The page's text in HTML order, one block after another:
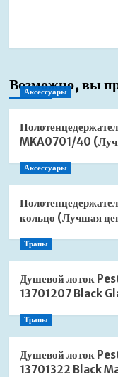
Возможно, вы
Аксессуары
MKA0701/40
Аксессуары
кольцо (Лучшая
Трапы
Душевой лоток
13701207 Black
Трапы
Душевой лоток
13701322 Black